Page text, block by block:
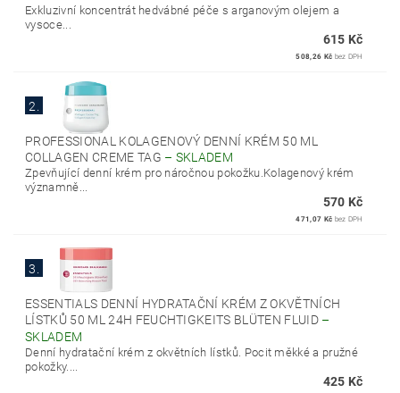
Exkluzivní koncentrát hedvábné péče s arganovým olejem a
vysoce...
615 Kč
508,26 Kč bez DPH
2.
PROFESSIONAL KOLAGENOVÝ DENNÍ KRÉM 50 ML
COLLAGEN CREME TAG – SKLADEM
Zpevňující denní krém pro náročnou pokožku.Kolagenový krém
významně...
570 Kč
471,07 Kč bez DPH
3.
ESSENTIALS DENNÍ HYDRATAČNÍ KRÉM Z OKVĚTNÍCH
LÍSTKŮ 50 ML 24H FEUCHTIGKEITS BLÜTEN FLUID –
SKLADEM
Denní hydratační krém z okvětních lístků. Pocit měkké a pružné
pokožky....
425 Kč